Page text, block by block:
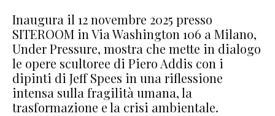
Inaugura il 12 novembre 2025 presso
SITEROOM in Via Washington 106 a Milano,
Under Pressure, mostra che mette in dialogo
le opere scultoree di Piero Addis con i
dipinti di Jeff Spees in una riflessione
intensa sulla fragilità umana, la
trasformazione e la crisi ambientale.